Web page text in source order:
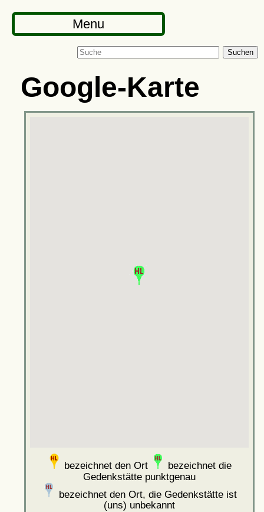
Menu
Suchen
Google-Karte
bezeichnet den Ort
bezeichnet die
Gedenkstätte punktgenau
bezeichnet den Ort, die Gedenkstätte ist
(uns) unbekannt